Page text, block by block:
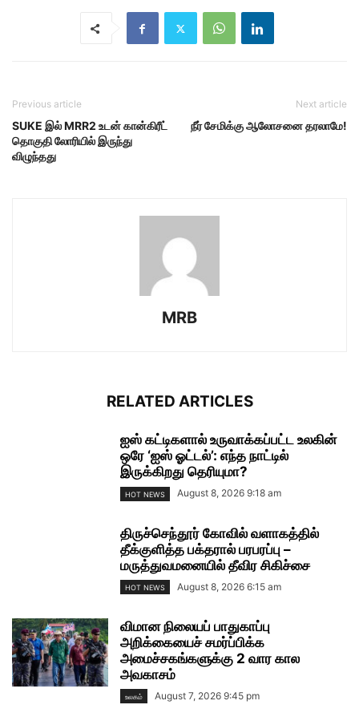
Previous article
SUKE இல் MRR2 உடன் கான்கிரீட்
தொகுதி லோரியில் இருந்து
விழுந்தது
Next article
நீர் சேமிக்கு ஆலோசனை தரலாமே!
MRB
RELATED ARTICLES
ஐஸ் கட்டிகளால் உருவாக்கப்பட்ட உலகின்
ஒரே ‘ஐஸ் ஓட்டல்’: எந்த நாட்டில்
இருக்கிறது தெரியுமா?
HOT NEWS August 8, 2026 9:18 am
திருச்செந்தூர் கோவில் வளாகத்தில்
தீக்குளித்த பக்தரால் பரபரப்பு –
மருத்துவமனையில் தீவிர சிகிச்சை
HOT NEWS August 8, 2026 6:15 am
விமான நிலையப் பாதுகாப்பு
அறிக்கையைச் சமர்ப்பிக்க
அமைச்சகங்களுக்கு 2 வார கால
அவகாசம்
உலகம் August 7, 2026 9:45 pm